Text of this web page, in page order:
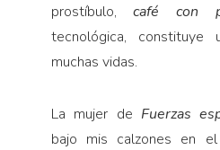
prostíbulo,café con
tecnológica, constituye
muchas vidas.
La mujer de Fuerzas
bajo mis calzones en